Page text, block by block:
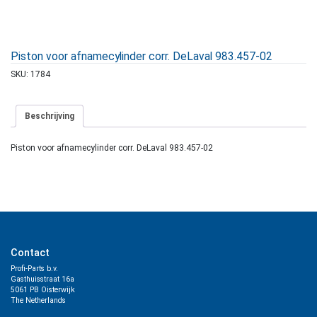
Piston voor afnamecylinder corr. DeLaval 983.457-02
SKU: 1784
Beschrijving
Piston voor afnamecylinder corr. DeLaval 983.457-02
Contact
Profi-Parts b.v.
Gasthuisstraat 16a
5061 PB Oisterwijk
The Netherlands